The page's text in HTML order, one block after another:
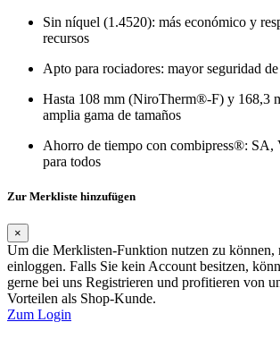
Sin níquel (1.4520): más económico y
recursos
Apto para rociadores: mayor seguridad
Hasta 108 mm (NiroTherm®-F) y 168,3
amplia gama de tamaños
Ahorro de tiempo con combipress®: SA,
para todos
Zur Merkliste hinzufügen
×
Um die Merklisten-Funktion nutzen zu können,
einloggen. Falls Sie kein Account besitzen,
gerne bei uns Registrieren und profitieren von
Vorteilen als Shop-Kunde.
Zum Login